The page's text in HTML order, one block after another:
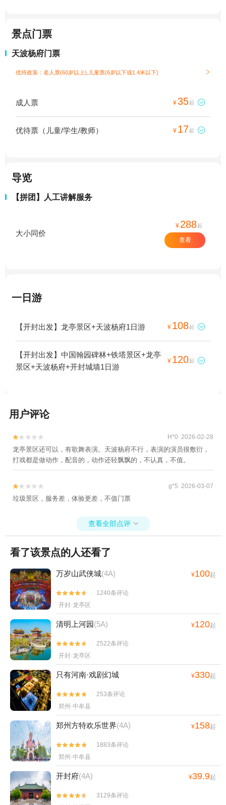
景点门票
天波杨府门票
优待政策：老人票(60岁以上),儿童票(6岁以下或1.4米以下) 
成人票 ¥35起 
优待票（儿童/学生/教师） ¥ 17起 
导览
【拼团】人工讲解服务
大小同价
¥ 288起
查看
一日游
【开封出发】龙亭景区+天波杨府1日游 ¥ 108起 
【开封出发】中国翰园碑林+铁塔景区+龙亭
景区+天波杨府+开封城墙1日游
¥ 120起 
用户评论

 H*0 2026-02-28
龙亭景区还可以，有歌舞表演。天波杨府不行，表演的演员很敷衍，
打戏都是做动作，配音的，动作还轻飘飘的，不认真，不值。

 g*5 2026-03-07
垃圾景区，服务差，体验更差，不值门票
查看全部点评 
看了该景点的人还看了
万岁山武侠城(4A) ¥100起


1240条评论
开封·龙亭区
清明上河园(5A) ¥120起


2522条评论
开封·龙亭区
只有河南·戏剧幻城 ¥330起


253条评论
郑州·中牟县
郑州方特欢乐世界(4A) ¥158起


1883条评论
郑州·中牟县
开封府(4A) ¥39.9起


3129条评论